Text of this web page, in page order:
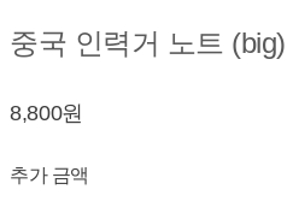
중국 인력거 노트 (big)
8,800원
추가 금액